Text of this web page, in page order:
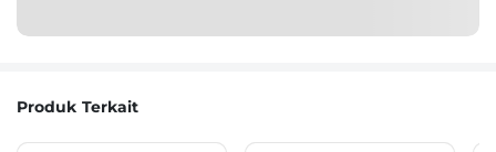
Produk Terkait